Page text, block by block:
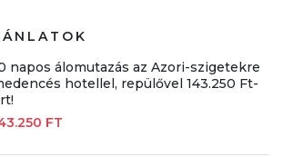
napos álomutazás az Azori-szigetekre
hotellel, repülővel 143.250 Ft-
FT